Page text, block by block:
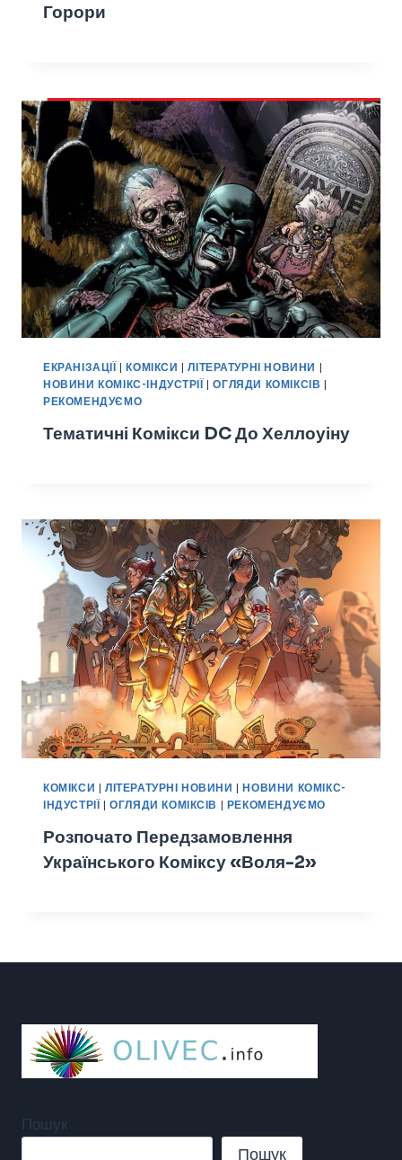
Горори
ЕКРАНІЗАЦІЇ |КОМІКСИ |ЛІТЕРАТУРНІ НОВИНИ |
НОВИНИ КОМІКС-ІНДУСТРІЇ |ОГЛЯДИ КОМІКСІВ |
РЕКОМЕНДУЄМО
Тематичні Комікси DC До Хеллоуіну
КОМІКСИ | ЛІТЕРАТУРНІ НОВИНИ |НОВИНИ КОМІКС-
ІНДУСТРІЇ |ОГЛЯДИ КОМІКСІВ | РЕКОМЕНДУЄМО
Розпочато Передзамовлення
Українського Коміксу «Воля-2»
Пошук